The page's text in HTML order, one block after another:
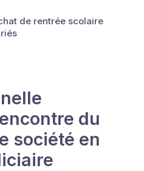
de rentrée scolaire
du
société en